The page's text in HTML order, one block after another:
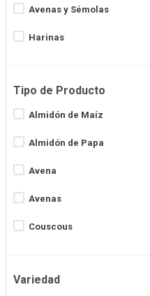
DICOMERE
EGRAN
Ver más 15
Avenas y Sémolas
Harinas
Tipo de Producto
Almidón de Maíz
Almidón de Papa
Avena
Avenas
Couscous
Harina de Algarroba
Variedad